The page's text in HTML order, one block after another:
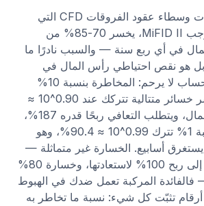
في إفصاحات وسطاء عقود الفروقات CFD التي
تفرضها ESMA بموجب MiFID II، يخسر 70-85% من
المال في أي ربع سنة — والسبب نادرًا ما
بل هو نقص احتياطي رأس المال في
مواجهة الخسائر. الحساب لا يرحم: المخاطرة بنسبة 10%
لكل صفقة عبر عشر خسائر متتالية تتركك عند 0.90^10 ≈
34.9% من رأس المال، ويتطلب التعافي ربحًا قدره 187%،
بينما المخاطرة بنسبة 1% تترك 0.99^10 ≈ 90.4%، وهو
قدره 10.6% يستغرق أسابيع. الخسارة غير متماثلة —
خسارة 50% تحتاج إلى ربح 100% لاستعادتها، وخسارة 80%
إلى 400% — فالفائدة المركبة تعمل ضدك في الهبوط
تثبّت كل شيء: نسبة ما تخاطر به